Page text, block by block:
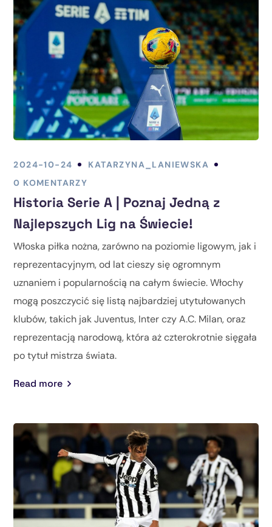
2024-10-24
KATARZYNA_LANIEWSKA
0 KOMENTARZY
Historia Serie A | Poznaj Jedną z
Najlepszych Lig na Świecie!
Włoska piłka nożna, zarówno na poziomie ligowym, jak i
reprezentacyjnym, od lat cieszy się ogromnym
uznaniem i popularnością na całym świecie. Włochy
mogą poszczycić się listą najbardziej utytułowanych
klubów, takich jak Juventus, Inter czy A.C. Milan, oraz
reprezentacją narodową, która aż czterokrotnie sięgała
po tytuł mistrza świata.
Read more